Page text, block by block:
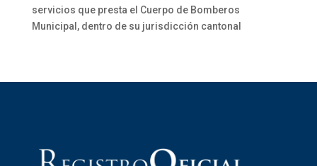
servicios que presta el Cuerpo de Bomberos
Municipal, dentro de su jurisdicción cantonal